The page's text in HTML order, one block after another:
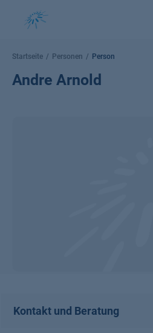
Startseite Personen Person
Andre Arnold
Kontakt und Beratung